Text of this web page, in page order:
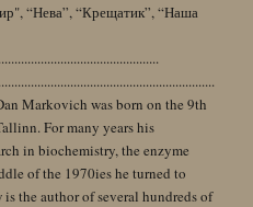
“Нева”, “Крещатик”, “Наша
Markovich was born on the 9th
For many years his
in biochemistry, the enzyme
of the 1970ies he turned to
the author of several hundreds of